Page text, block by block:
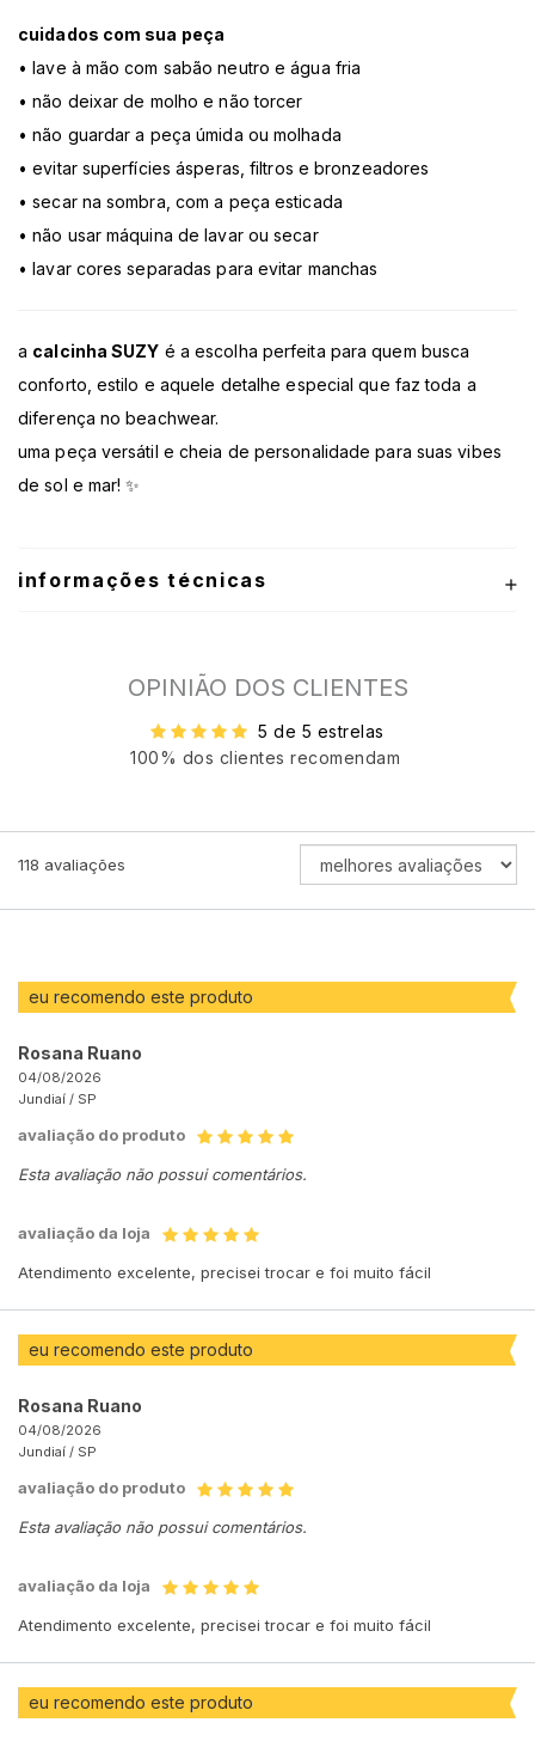
cuidados com sua peça
• lave à mão com sabão neutro e água fria
• não deixar de molho e não torcer
• não guardar a peça úmida ou molhada
• evitar superfícies ásperas, filtros e bronzeadores
• secar na sombra, com a peça esticada
• não usar máquina de lavar ou secar
• lavar cores separadas para evitar manchas
a calcinha SUZY é a escolha perfeita para quem busca
conforto, estilo e aquele detalhe especial que faz toda a
diferença no beachwear.
uma peça versátil e cheia de personalidade para suas vibes
de sol e mar! ✨
informações técnicas
OPINIÃO DOS CLIENTES
5 de 5 estrelas
100% dos clientes recomendam
118 avaliações
ORDENAR
AVALIAÇÕES
eu recomendo este produto
Rosana Ruano
04/08/2026
Jundiaí / SP
avaliação do produto
Esta avaliação não possui comentários.
avaliação da loja
Atendimento excelente, precisei trocar e foi muito fácil
eu recomendo este produto
Rosana Ruano
04/08/2026
Jundiaí / SP
avaliação do produto
Esta avaliação não possui comentários.
avaliação da loja
Atendimento excelente, precisei trocar e foi muito fácil
eu recomendo este produto